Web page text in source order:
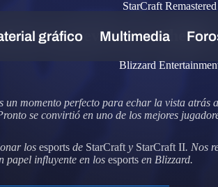
StarCraft Remastered
una entrevista con TheBOy
Blizzard
un momento perfecto para echar la vista atrás
se convirtió en uno de los mejores
los esports de StarCraft y StarCraft II. Nos
papel influyente en los esports en Blizzard.